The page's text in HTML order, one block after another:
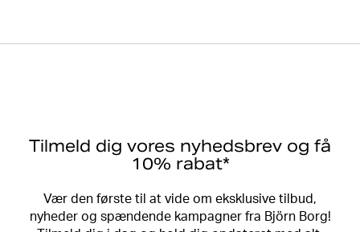
Tilmeld dig vores nyhedsbrev og få
10% rabat*
Vær den første til at vide om eksklusive tilbud,
nyheder og spændende kampagner fra Björn Borg!